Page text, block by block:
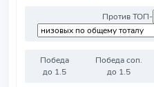
Против ТОП-
Победа
до 1.5
Победа соп.
до 1.5